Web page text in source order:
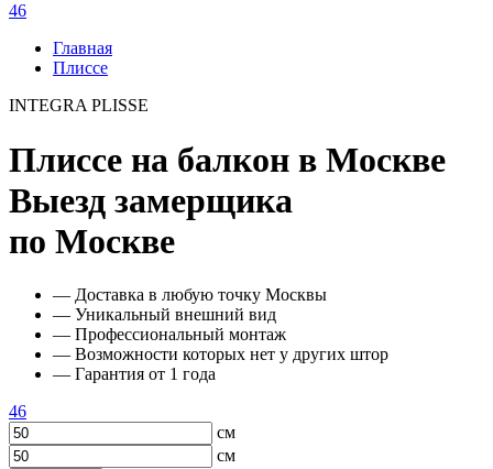
46
Главная
Плиссе
INTEGRA PLISSE
Плиссе на балкон в Москве
Выезд замерщика
по Москве
— Доставка в любую точку Москвы
— Уникальный внешний вид
— Профессиональный монтаж
— Возможности которых нет у других штор
— Гарантия от 1 года
46
см
см